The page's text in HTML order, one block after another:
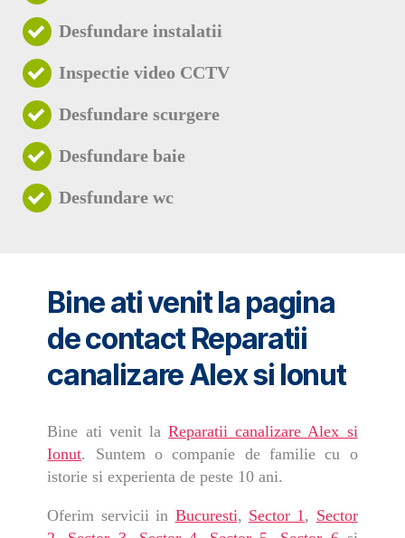
Desfundare instalatii
Inspectie video CCTV
Desfundare scurgere
Desfundare baie
Desfundare wc
Bine ati venit la pagina
de contact Reparatii
canalizare Alex si Ionut
Bine ati venit laReparatii canalizare Alex si
Ionut. Suntem o companie de familie cu o
istorie si experienta de peste 10 ani.
Oferim servicii in Bucuresti, Sector 1 , Sector